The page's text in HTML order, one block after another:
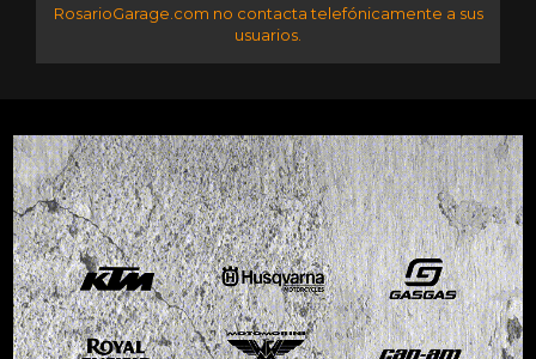
RosarioGarage.com no contacta telefónicamente a sus
usuarios.